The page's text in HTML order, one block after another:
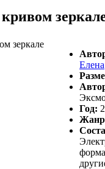
Елена
Год: